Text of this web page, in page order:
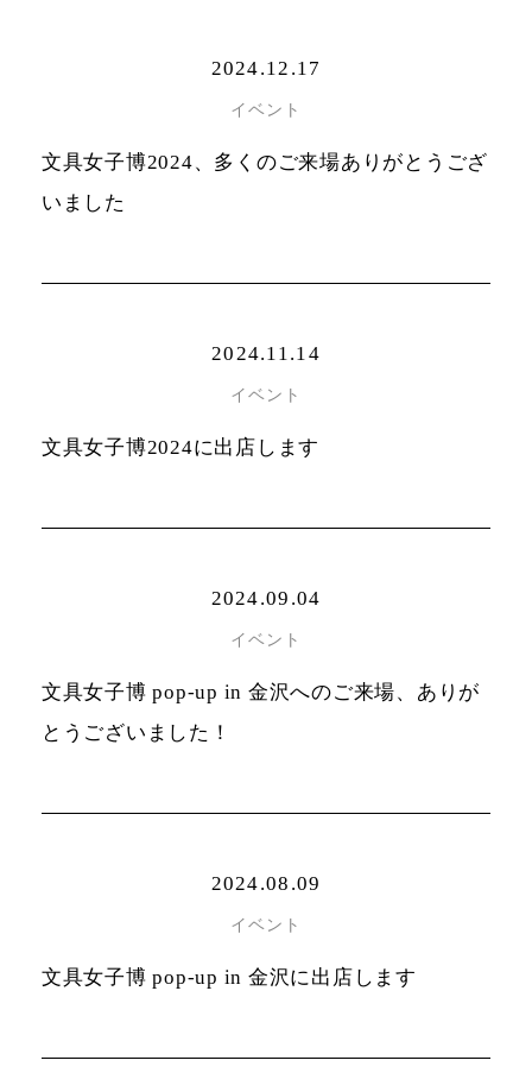
2024.12.17
イベント
文具女子博2024、多くのご来場ありがとうござ
いました
2024.11.14
イベント
文具女子博2024に出店します
2024.09.04
イベント
文具女子博 pop-up in 金沢へのご来場、ありが
とうございました！
2024.08.09
イベント
文具女子博 pop-up in 金沢に出店します